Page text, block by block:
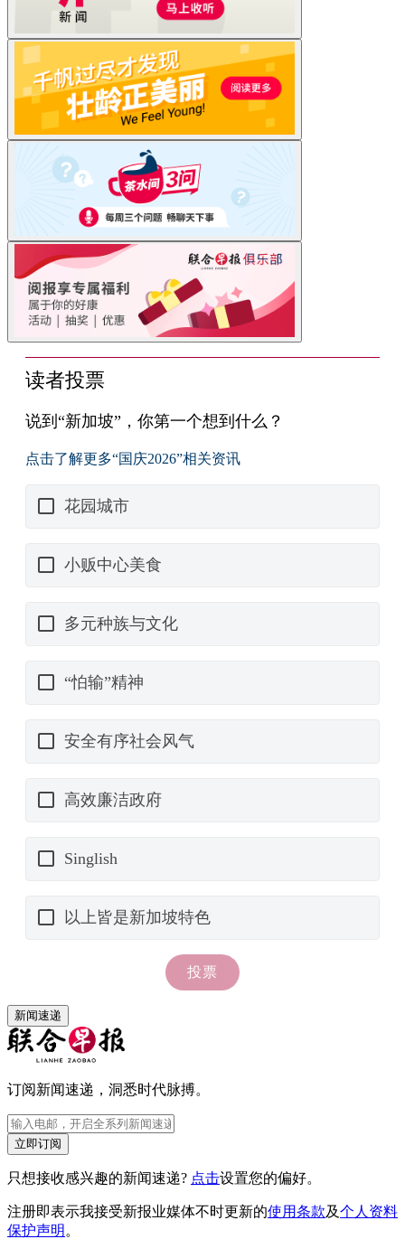
新闻速递
订阅新闻速递，洞悉时代脉搏。
立即订阅
只想接收感兴趣的新闻速递? 点击设置您的偏好。
注册即表示我接受新报业媒体不时更新的使用条款及个人资料
保护声明 。